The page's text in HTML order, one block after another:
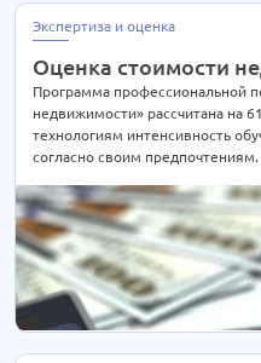
Экспертиза и оценка
Оценка стоимости
Программа профессиональной
недвижимости» рассчитана на
технологиям интенсивность
согласно своим
уточняйте по телефону на сайте
консультации.